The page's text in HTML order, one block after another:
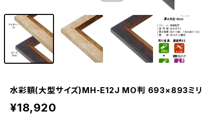
水彩額(大型サイズ)MH-E12J MO判 693×893ミリ
¥18,920